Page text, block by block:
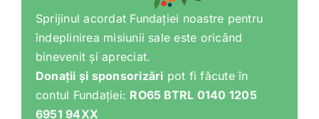
Sprijinul acordat Fundației noastre pentru
îndeplinirea misiunii sale este oricând
binevenit și apreciat.
Donații și sponsorizări pot fi făcute în
contul Fundației: RO65 BTRL 0140 1205
6951 94XX